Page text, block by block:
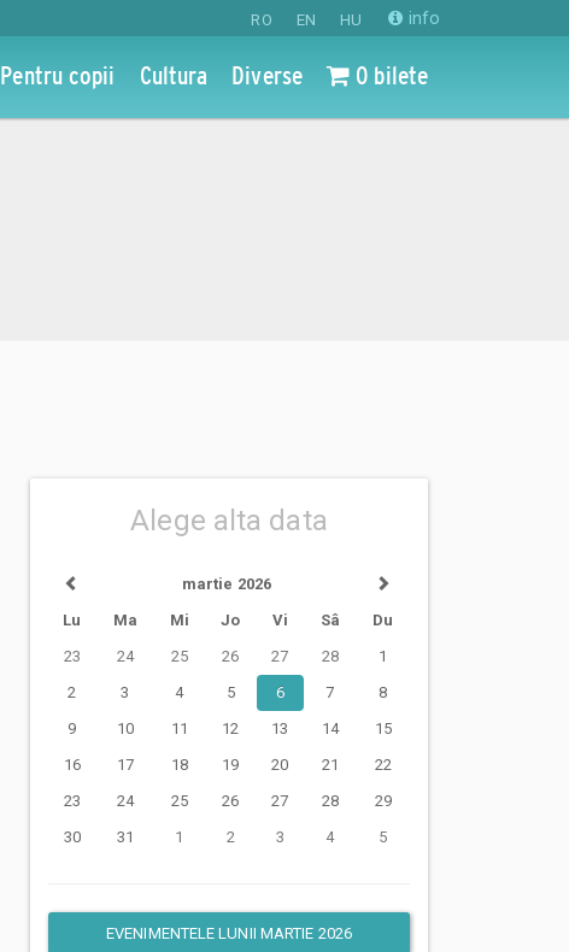
RO EN HU info
Pentru copii Cultura Diverse 0 bilete
Alege alta data
martie 2026
Lu
Ma Mi Jo Vi Sâ
Du
23
24 25 26 27 28
1
2
3 4 5 6 7
8
9
10 11 12 13 14
15
16
17 18 19 20 21
22
23
24 25 26 27 28
29
30
31 1 2 3 4 5
EVENIMENTELE LUNII MARTIE 2026